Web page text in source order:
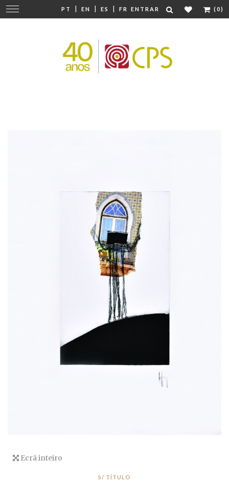
PT | EN | ES | FR ENTRAR (0)
Mudar
navegação
Ecrã inteiro
S/ TÍTULO